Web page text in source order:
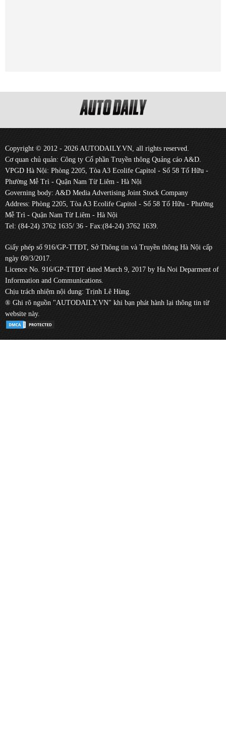
Copyright © 2012 - 2026 AUTODAILY.VN, all rights reserved.
Cơ quan chủ quản: Công ty Cổ phần Truyền thông Quảng cáo A&D.
VPGD Hà Nội: Phòng 2205, Tòa A3 Ecolife Capitol - Số 58 Tố Hữu -
Phường Mễ Trì - Quận Nam Từ Liêm - Hà Nội
Governing body: A&D Media Advertising Joint Stock Company
Address: Phòng 2205, Tòa A3 Ecolife Capitol - Số 58 Tố Hữu - Phường
Mễ Trì - Quận Nam Từ Liêm - Hà Nội
Tel: (84-24) 3762 1635/ 36 - Fax:(84-24) 3762 1639.
Giấy phép số 916/GP-TTĐT, Sở Thông tin và Truyền thông Hà Nội cấp
ngày 09/3/2017.
Licence No. 916/GP-TTĐT dated March 9, 2017 by Ha Noi Deparment of
Information and Communications.
Chịu trách nhiệm nội dung: Trịnh Lê Hùng.
® Ghi rõ nguồn "AUTODAILY.VN" khi bạn phát hành lại thông tin từ
website này.